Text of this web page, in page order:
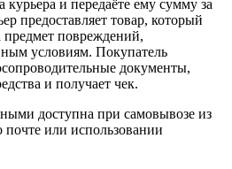
курьера и передаёте ему сумму за
предоставляет товар, который
повреждений,
условиям. Покупатель
документы,
и получает чек.
доступна при самовывозе из
почте или использовании